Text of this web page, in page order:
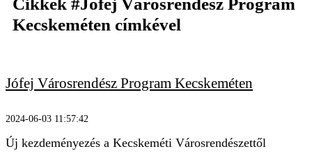
Cikkek #Jófej Városrendész Program
Kecskeméten címkével
Jófej Városrendész Program Kecskeméten
2024-06-03 11:57:42
Új kezdeményezés a Kecskeméti Városrendészettől